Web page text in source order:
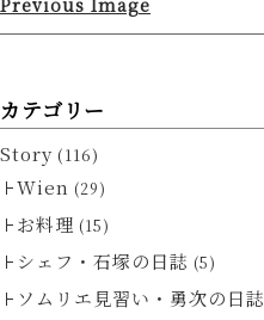
カテゴリー
Story (116)
Wien (29)
お料理 (15)
シェフ・石塚の日誌 (5)
ソムリエ見習い・勇次の日誌